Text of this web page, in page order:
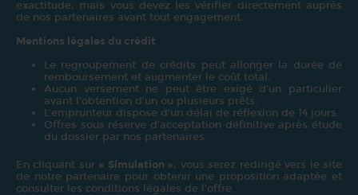
exactitude, mais vous devez les vérifier directement auprès
de nos partenaires avant tout engagement.
Mentions légales du crédit
Le regroupement de crédits peut allonger la durée de
remboursement et augmenter le coût total.
Aucun versement ne peut être exigé d’un particulier
avant l’obtention d’un ou plusieurs prêts.
L’emprunteur dispose d’un délai de réflexion de 14 jours.
Offres sous réserve d’acceptation définitive après étude
du dossier par nos partenaires.
En cliquant sur « Simulation », vous serez redirigé vers le site
de notre partenaire pour obtenir une proposition adaptée et
consulter les conditions légales de l’offre.